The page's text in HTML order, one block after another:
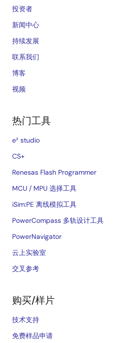
投资者
新闻中心
持续发展
联系我们
博客
视频
热门工具
e² studio
CS+
Renesas Flash Programmer
MCU / MPU 选择工具
iSim:PE 离线模拟工具
PowerCompass 多轨设计工具
PowerNavigator
云上实验室
交叉参考
购买/样片
技术支持
免费样品申请